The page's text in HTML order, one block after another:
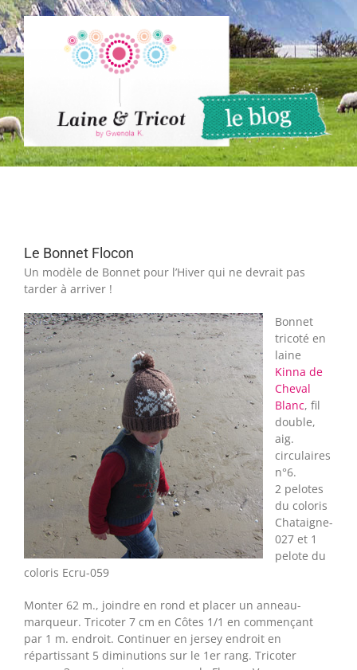
Passer
au
contenu
Le Bonnet Flocon
Un modèle de Bonnet pour l’Hiver qui ne devrait pas
tarder à arriver !
Bonnet
tricoté en
laine
Kinna de
Cheval
Blanc, fil
double,
aig.
circulaires
n°6.
2 pelotes
du coloris
Chataigne-
027 et 1
pelote du
coloris Ecru-059
Monter 62 m., joindre en rond et placer un anneau-
marqueur. Tricoter 7 cm en Côtes 1/1 en commençant
par 1 m. endroit. Continuer en jersey endroit en
répartissant 5 diminutions sur le 1er rang. Tricoter